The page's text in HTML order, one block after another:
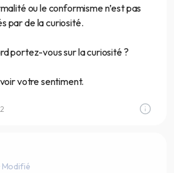
ou le conformisme n’est pas
par de la curiosité.
portez-vous sur la curiosité ?
votre sentiment.
· Modifié